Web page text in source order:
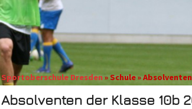
Sportoberschule Dresden» Schule »
Absolventen der Klasse 10b